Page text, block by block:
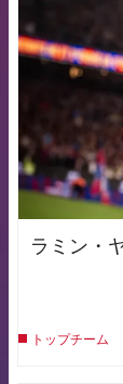
ラミン・
トップチーム